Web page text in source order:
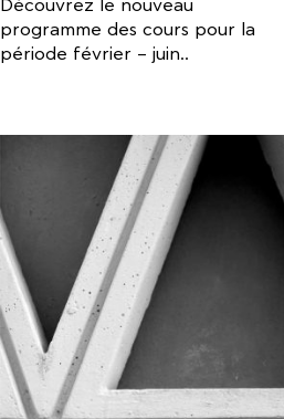
Découvrez le nouveau
programme des cours pour la
période février – juin..